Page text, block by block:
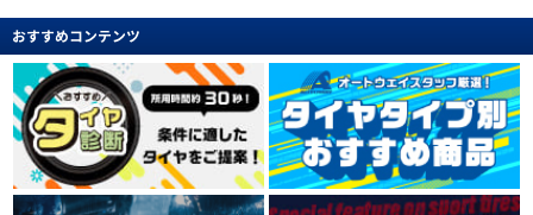
おすすめコンテンツ